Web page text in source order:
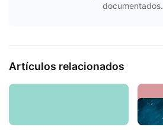
documentados.
Artículos relacionados